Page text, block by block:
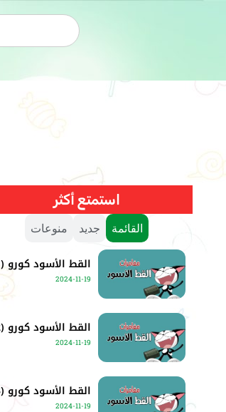
استمتع أكثر
القائمة جديد منوعات
القط الأسود كورو (1)
2024-11-19
القط الأسود كورو (2)
2024-11-19
القط الأسود كورو (3)
2024-11-19